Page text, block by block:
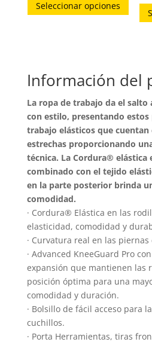
Seleccionar opciones
tiene
Las
se
elegir
en
la
Información del
La ropa de trabajo da el salto
con estilo, presentando
trabajo elásticos que cuentan
estrechas proporcionando
técnica. La Cordura® elástica
combinado con el tejido
en la parte posterior brinda
comodidad.
· Cordura® Elástica en las
elasticidad, comodidad y
· Curvatura real en las
· Advanced KneeGuard Pro
expansión que mantienen las
posición óptima para una
comodidad y duración.
· Bolsillo de fácil acceso para
cuchillos.
· Porta Herramientas, tiras